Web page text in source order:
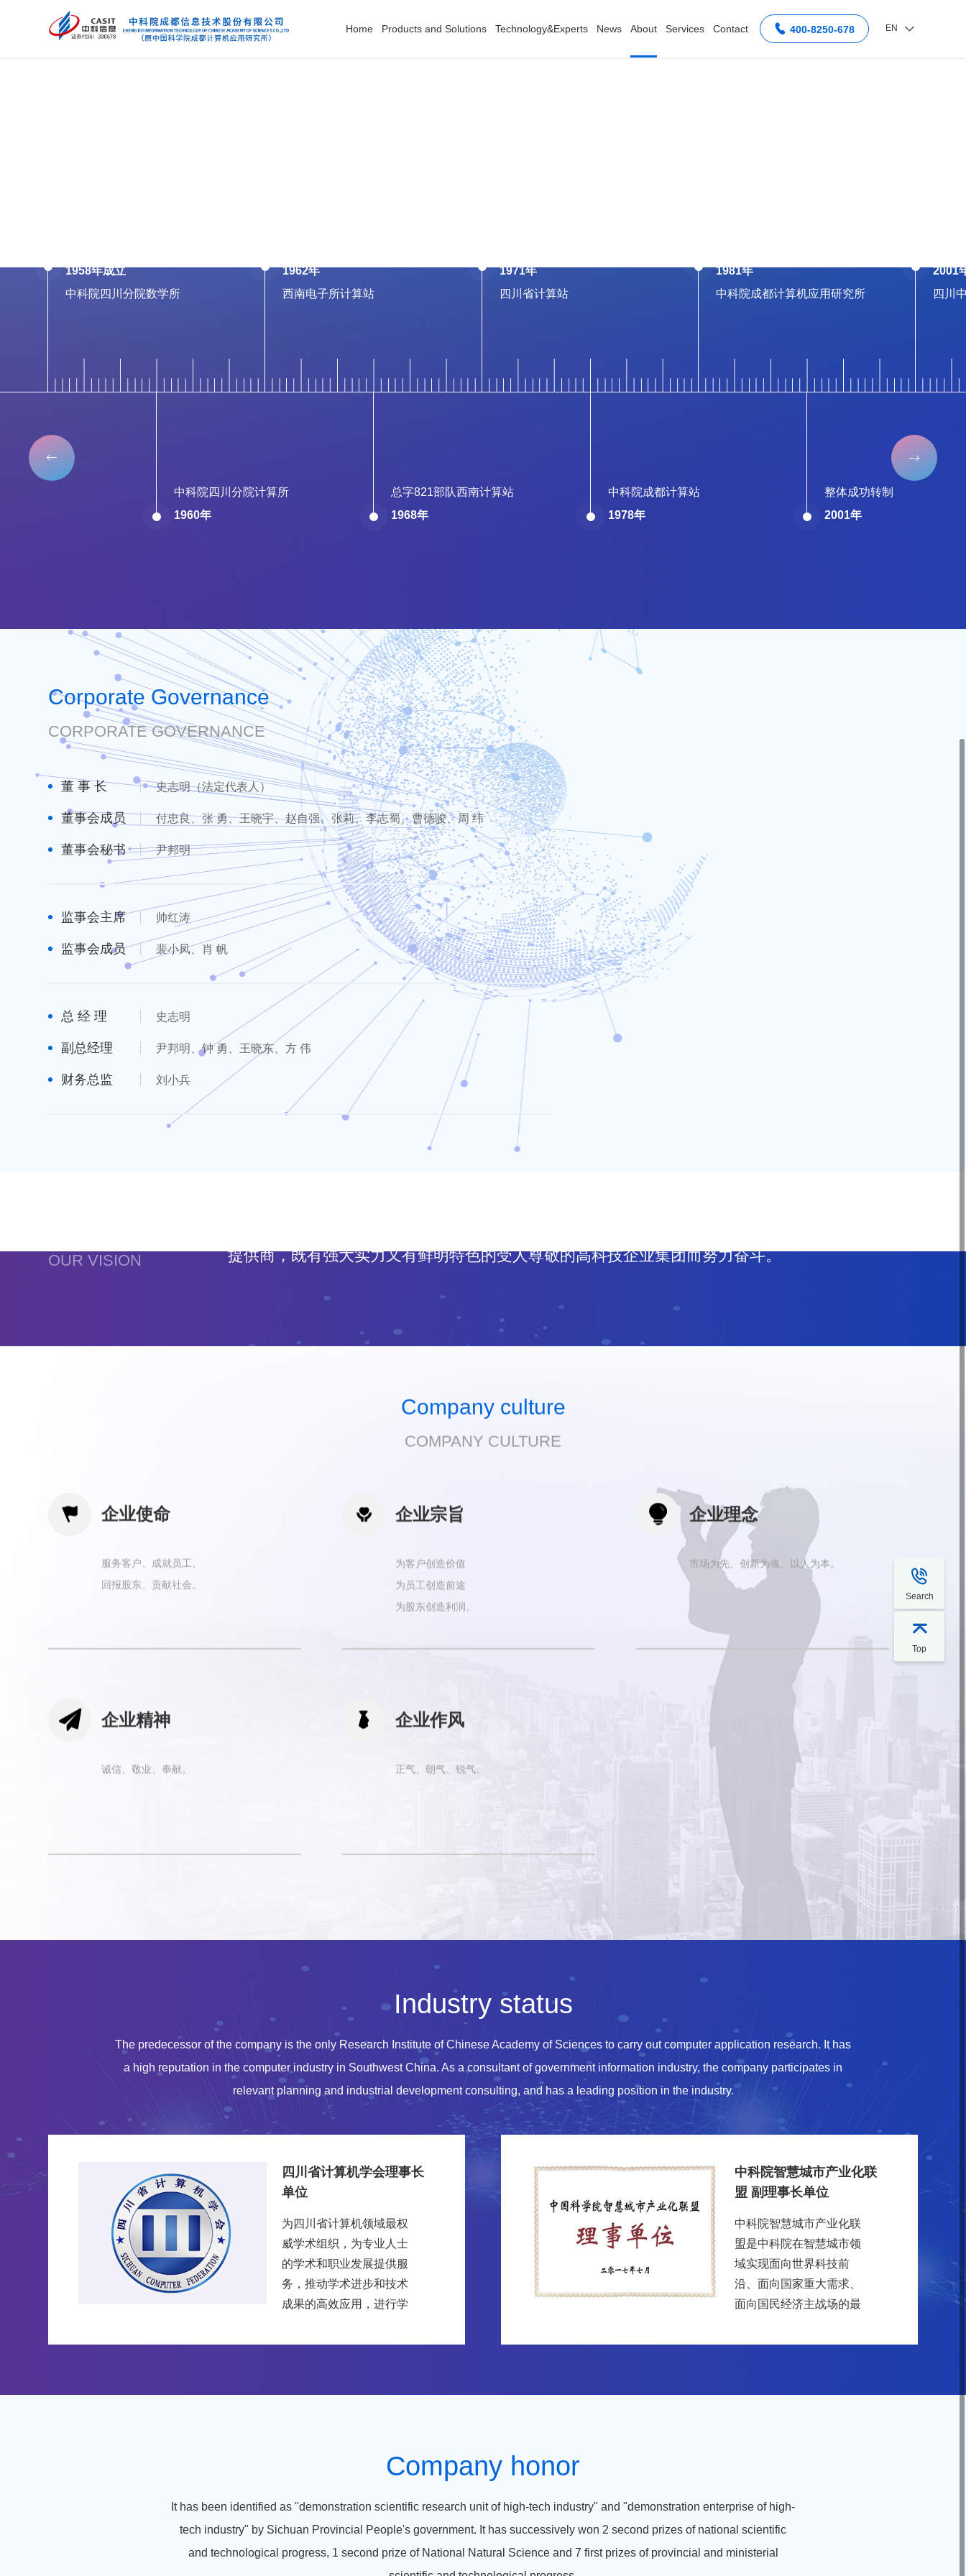
Home Products and Solutions
• Innovation integration • Medical care
• Education
Technology&Experts News About Services Contact  400-8250-678 EN 
1958年成立
中科院四川分院数学所
1960年
中科院四川分院计算所
1962年
西南电子所计算站
1968年
总字821部队西南计算站
1971年
四川省计算站
1978年
中科院成都计算站
1981年
中科院成都计算机应用研究所
2001年
整体成功转制
2001
四川
 
Corporate Governance
CORPORATE GOVERNANCE
董 事 长 史志明（法定代表人）
董事会成员 付忠良、张 勇、王晓宇、赵自强、张莉、李志蜀、曹德骏、周 纬
董事会秘书 尹邦明
监事会主席 帅红涛
监事会成员 裴小凤、肖 帆
总 经 理 史志明
副总经理 尹邦明、钟 勇、王晓东、方 伟
财务总监 刘小兵
OUR VISION
提供商，既有强大实力又有鲜明特色的受人尊敬的高科技企业集团而努力奋斗。
Company culture
COMPANY CULTURE
 企业使命
服务客户、成就员工、
回报股东、贡献社会。
 企业宗旨
为客户创造价值
为员工创造前途
为股东创造利润。
 企业理念
市场为先、创新为魂、以人为本。
 企业精神
诚信、敬业、奉献。
 企业作风
正气、朝气、锐气。
Industry status
The predecessor of the company is the only Research Institute of Chinese Academy of Sciences to carry out computer application research. It has
a high reputation in the computer industry in Southwest China. As a consultant of government information industry, the company participates in
relevant planning and industrial development consulting, and has a leading position in the industry.
四川省计算机学会理事长
单位
为四川省计算机领域最权
威学术组织，为专业人士
的学术和职业发展提供服
务，推动学术进步和技术
成果的高效应用，进行学
对在学术和技术方面有突
中科院智慧城市产业化联
盟 副理事长单位
中科院智慧城市产业化联
盟是中科院在智慧城市领
域实现面向世界科技前
沿、面向国家重大需求、
面向国民经济主战场的最
率先实现科学技术的跨越
生服务”五个方面开展工
作。经过5年时间，在全
国范围内实现智慧城市“百
Company honor
It has been identified as "demonstration scientific research unit of high-tech industry" and "demonstration enterprise of high-
tech industry" by Sichuan Provincial People's government. It has successively won 2 second prizes of national scientific
and technological progress, 1 second prize of National Natural Science and 7 first prizes of provincial and ministerial

Search

Top